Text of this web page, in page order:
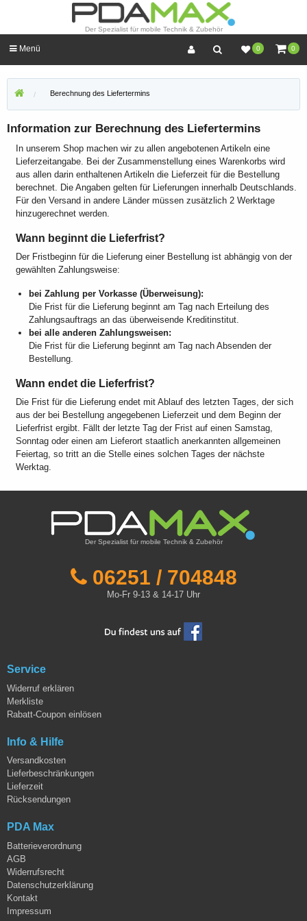
Der Spezialist für mobile Technik & Zubehör
0 0
Menü
Berechnung des Liefertermins
Information zur Berechnung des Liefertermins
In unserem Shop machen wir zu allen angebotenen Artikeln eine
Lieferzeitangabe. Bei der Zusammenstellung eines Warenkorbs wird
aus allen darin enthaltenen Artikeln die Lieferzeit für die Bestellung
berechnet. Die Angaben gelten für Lieferungen innerhalb Deutschlands.
Für den Versand in andere Länder müssen zusätzlich 2 Werktage
hinzugerechnet werden.
Wann beginnt die Lieferfrist?
Der Fristbeginn für die Lieferung einer Bestellung ist abhängig von der
gewählten Zahlungsweise:
bei Zahlung per Vorkasse (Überweisung):
Die Frist für die Lieferung beginnt am Tag nach Erteilung des
Zahlungsauftrags an das überweisende Kreditinstitut.
bei alle anderen Zahlungsweisen:
Die Frist für die Lieferung beginnt am Tag nach Absenden der
Bestellung.
Wann endet die Lieferfrist?
Die Frist für die Lieferung endet mit Ablauf des letzten Tages, der sich
aus der bei Bestellung angegebenen Lieferzeit und dem Beginn der
Lieferfrist ergibt. Fällt der letzte Tag der Frist auf einen Samstag,
Sonntag oder einen am Lieferort staatlich anerkannten allgemeinen
Feiertag, so tritt an die Stelle eines solchen Tages der nächste
Werktag.
Der Spezialist für mobile Technik & Zubehör
06251 / 704848
Mo-Fr 9-13 & 14-17 Uhr
Service
Widerruf erklären
Merkliste
Rabatt-Coupon einlösen
Info & Hilfe
Versandkosten
Lieferbeschränkungen
Lieferzeit
Rücksendungen
PDA Max
Batterieverordnung
AGB
Widerrufsrecht
Datenschutzerklärung
Kontakt
Impressum